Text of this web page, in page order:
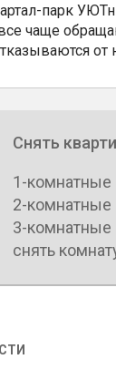
парк
чаще
от
Снять
1-комнатные
2-комнатные
3-комнатные
снять